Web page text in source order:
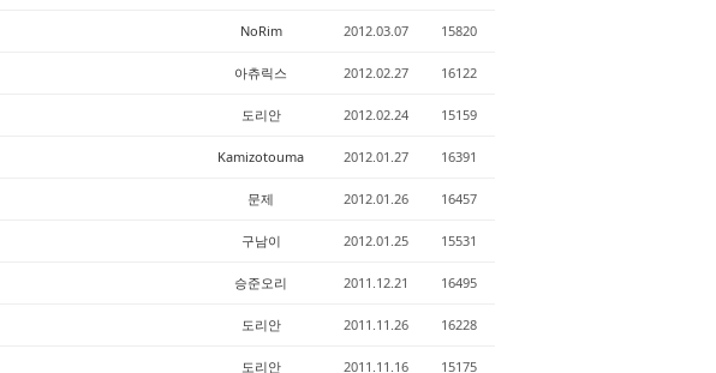
NoRim 2012.03.07 15820
아츄릭스 2012.02.27 16122
도리안 2012.02.24 15159
Kamizotouma 2012.01.27 16391
문제 2012.01.26 16457
구남이 2012.01.25 15531
승준오리 2011.12.21 16495
도리안 2011.11.26 16228
도리안 2011.11.16 15175